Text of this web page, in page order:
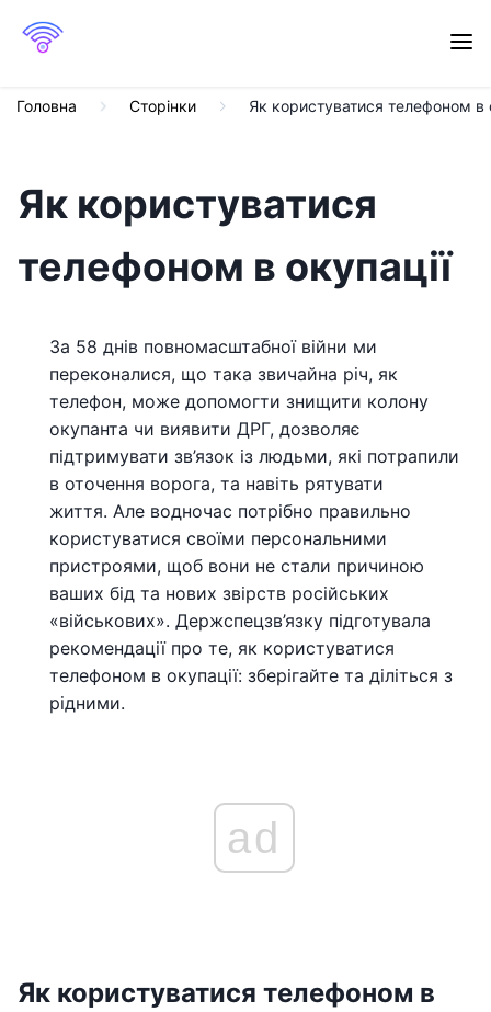
Головна Сторінки Як користуватися телефоном в
Як користуватися
телефоном в окупації
За 58 днів повномасштабної війни ми
переконалися, що така звичайна річ, як
телефон, може допомогти знищити колону
окупанта чи виявити ДРГ, дозволяє
підтримувати зв’язок із людьми, які потрапили
в оточення ворога, та навіть рятувати
життя. Але водночас потрібно правильно
користуватися своїми персональними
пристроями, щоб вони не стали причиною
ваших бід та нових звірств російських
«військових». Держспецзв’язку підготувала
рекомендації про те, як користуватися
телефоном в окупації: зберігайте та діліться з
рідними.
ad
Як користуватися телефоном в